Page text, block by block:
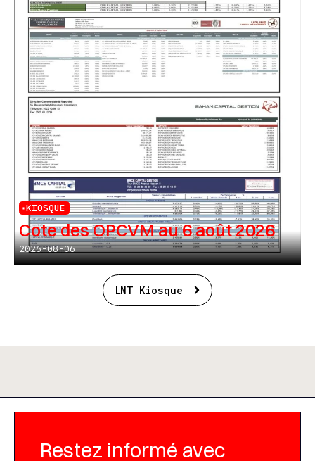
KIOSQUE
Cote des OPCVM au 6 août 2026
2026-08-06
LNT Kiosque
Restez informé avec